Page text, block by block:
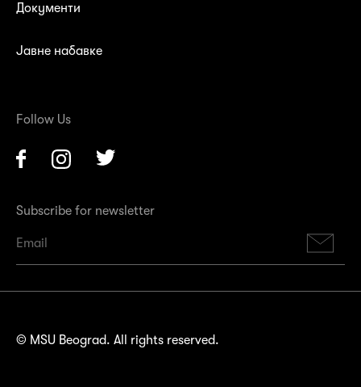
Документи
Јавне набавке
Follow Us
Facebook Instagram
Subscribe for newsletter
© MSU Beograd. All rights reserved.